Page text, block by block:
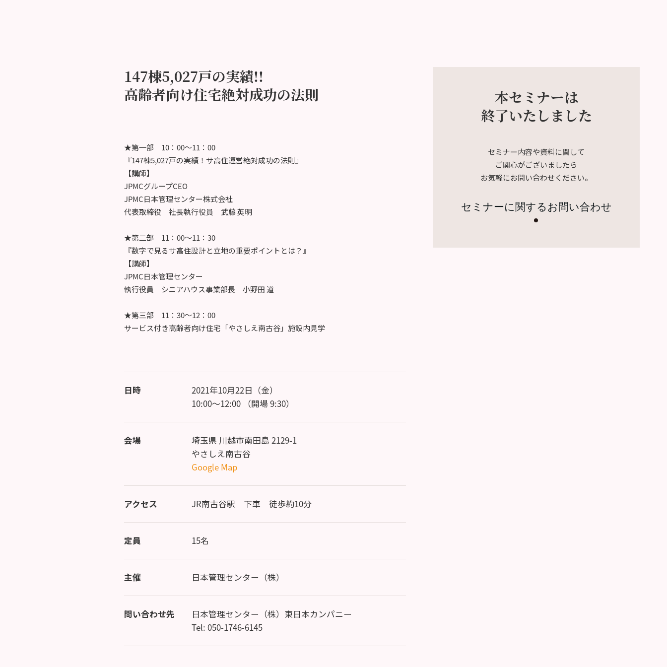
147棟5,027戸の実績!!
高齢者向け住宅絶対成功の法則
★第一部 10：00～11：00
『147棟5,027戸の実績！サ高住運営絶対成功の法則』
【講師】
JPMCグループCEO
JPMC日本管理センター株式会社
代表取締役 社長執行役員 武藤 英明
★第二部 11：00～11：30
『数字で見るサ高住設計と立地の重要ポイントとは？』
【講師】
JPMC日本管理センター
執行役員 シニアハウス事業部長 小野田 道
★第三部 11：30～12：00
サービス付き高齢者向け住宅「やさしえ南古谷」施設内見学
日時
2021年10月22日（金）
10:00～12:00 （開場 9:30）
会場
埼玉県 川越市南田島 2129-1
やさしえ南古谷
Google Map
アクセス JR南古谷駅 下車 徒歩約10分
定員 15名
主催 日本管理センター（株）
問い合わせ先
日本管理センター（株）東日本カンパニー
Tel: 050-1746-6145
本セミナーは
終了いたしました
セミナー内容や資料に関して
ご関心がございましたら
お気軽にお問い合わせください。
セミナーに関するお問い合わせ